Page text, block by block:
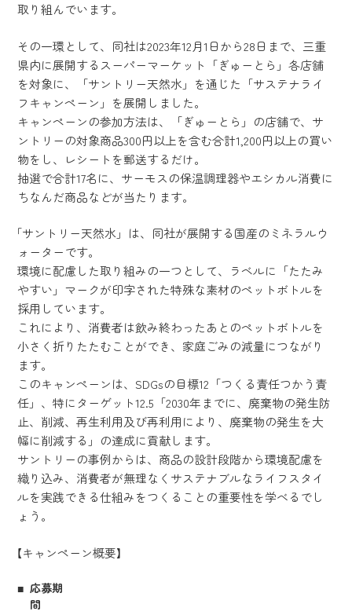
取り組んでいます。
その一環として、同社は2023年12月1日から28日まで、三重
県内に展開するスーパーマーケット「ぎゅーとら」各店舗
を対象に、「サントリー天然水」を通じた「サステナライ
フキャンペーン」を展開しました。
キャンペーンの参加方法は、「ぎゅーとら」の店舗で、サ
ントリーの対象商品300円以上を含む合計1,200円以上の買い
物をし、レシートを郵送するだけ。
抽選で合計17名に、サーモスの保温調理器やエシカル消費に
ちなんだ商品などが当たります。
「サントリー天然水」は、同社が展開する国産のミネラルウ
ォーターです。
環境に配慮した取り組みの一つとして、ラベルに「たたみ
やすい」マークが印字された特殊な素材のペットボトルを
採用しています。
これにより、消費者は飲み終わったあとのペットボトルを
小さく折りたたむことができ、家庭ごみの減量につながり
ます。
このキャンペーンは、SDGsの目標12「つくる責任つかう責
任」、特にターゲット12.5「2030年までに、廃棄物の発生防
止、削減、再生利用及び再利用により、廃棄物の発生を大
幅に削減する」の達成に貢献します。
サントリーの事例からは、商品の設計段階から環境配慮を
織り込み、消費者が無理なくサステナブルなライフスタイ
ルを実践できる仕組みをつくることの重要性を学べるでし
ょう。
【キャンペーン概要】
応募期
間